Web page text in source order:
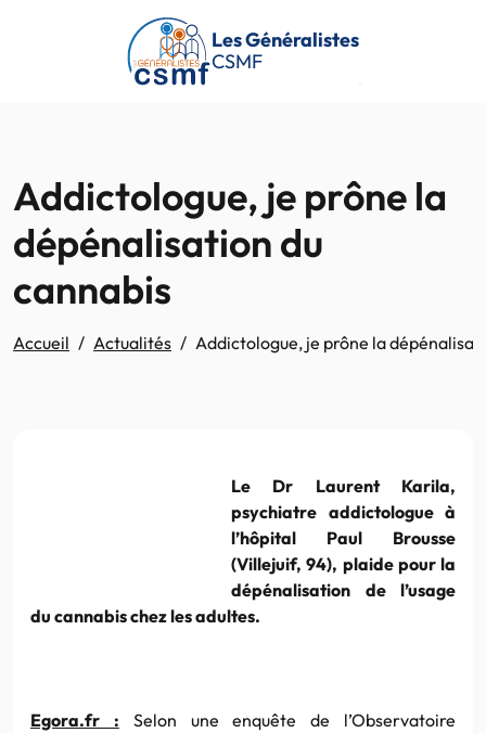
Passer au contenu principal
Les Généralistes
CSMF
Addictologue, je prône la
dépénalisation du
cannabis
Accueil Actualités Addictologue, je prône la
Le Dr Laurent Karila,
psychiatre addictologue à
l’hôpital Paul Brousse
(Villejuif, 94), plaide pour la
dépénalisation de l’usage
du cannabis chez les adultes.
Egora.fr : Selon une enquête de l’Observatoire